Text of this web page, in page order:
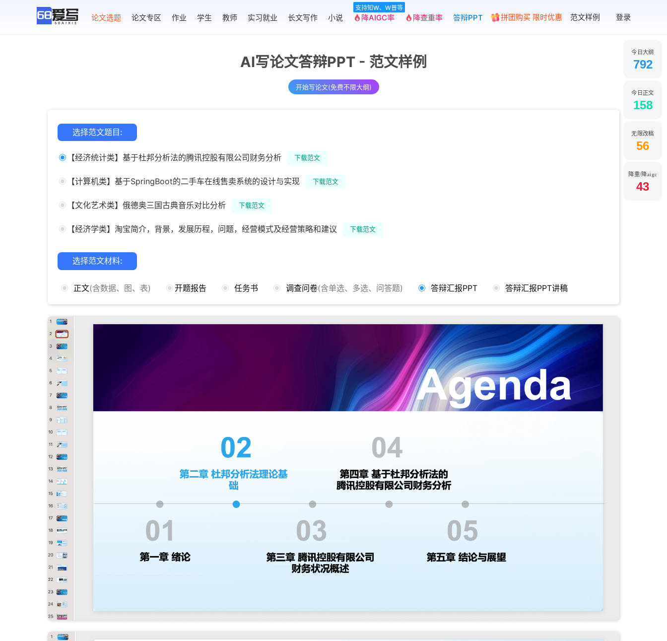
AI论文写作 论文选题 论文专区 作业 学生 教师 实习就业 长文写作 小说
支持知W、W普等
降AIGC率 降查重率 答辩PPT 拼团购买 限时优惠 范文样例 登录
AI写论文答辩PPT - 范文样例
开始写论文(免费不限大纲)
选择范文题目:
【经济统计类】基于杜邦分析法的腾讯控股有限公司财务分析 下载范文
【计算机类】基于SpringBoot的二手车在线售卖系统的设计与实现 下载范文
【文化艺术类】俄德奥三国古典音乐对比分析 下载范文
【经济学类】淘宝简介，背景，发展历程，问题，经营模式及经营策略和建议 下载范文
选择范文材料:
正文(含数据、图、表) 开题报告 任务书 调查问卷(含单选、多选、问答题) 答辩汇报PPT 答辩汇报PPT讲稿
今日大纲
792
今日正文
158
无限改稿
56
降重/降aigc
43